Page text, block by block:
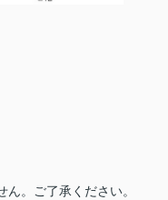
。ご了承ください。